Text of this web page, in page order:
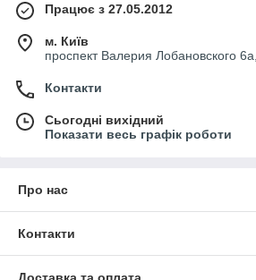
Працює з 27.05.2012
м. Київ
проспект Валерия Лобановского
Контакти
Сьогодні вихідний
Показати весь графік роботи
Про нас
Контакти